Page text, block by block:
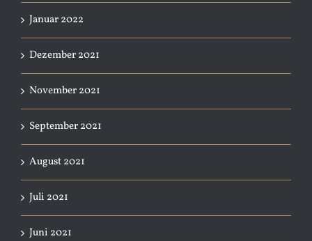
Januar 2022
Dezember 2021
November 2021
September 2021
August 2021
Juli 2021
Juni 2021